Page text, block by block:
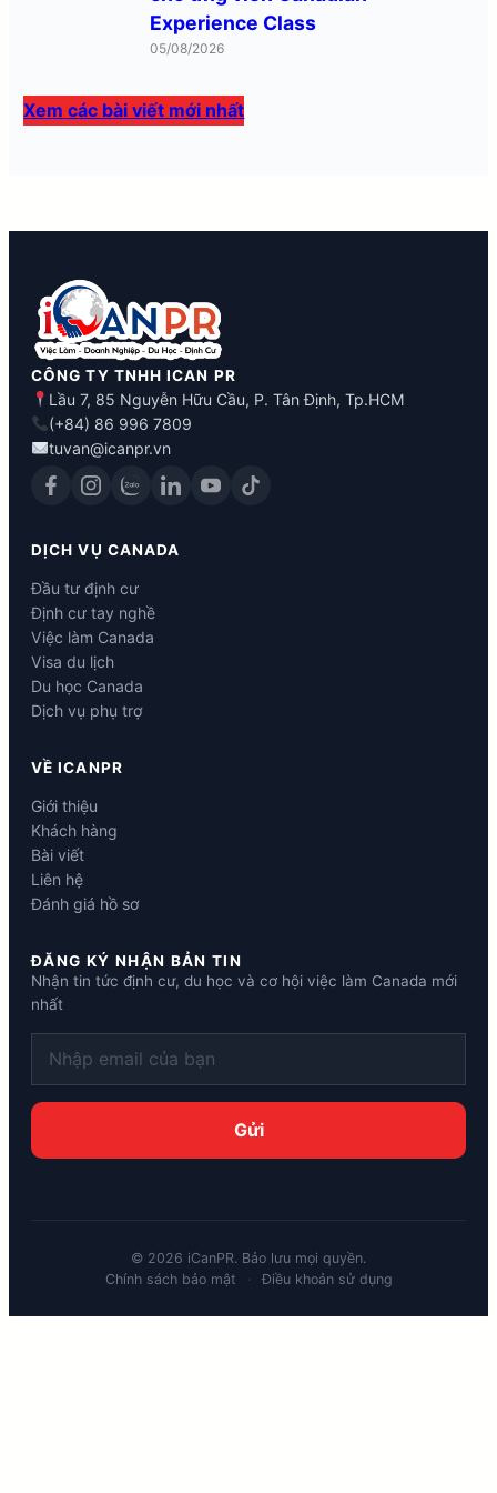
Experience Class
05/08/2026
Xem các bài viết mới nhất
CÔNG TY TNHH ICAN PR
Lầu 7, 85 Nguyễn Hữu Cầu, P. Tân Định, Tp.HCM
(+84) 86 996 7809
tuvan@icanpr.vn
DỊCH VỤ CANADA
Đầu tư định cư
Định cư tay nghề
Việc làm Canada
Visa du lịch
Du học Canada
Dịch vụ phụ trợ
VỀ ICANPR
Giới thiệu
Khách hàng
Bài viết
Liên hệ
Đánh giá hồ sơ
ĐĂNG KÝ NHẬN BẢN TIN
Nhận tin tức định cư, du học và cơ hội việc làm Canada mới
nhất
© 2026 iCanPR. Bảo lưu mọi quyền.
Chính sách bảo mật
· Điều khoản sử dụng